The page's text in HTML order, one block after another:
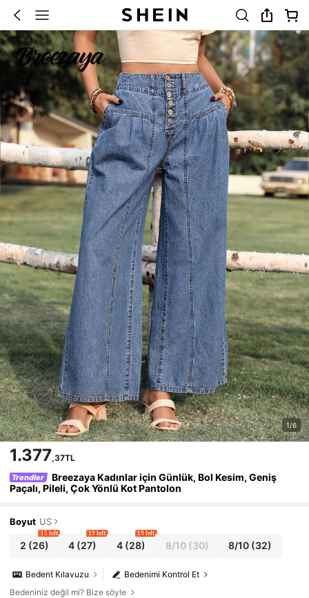
1/6
1.377,37TL
Trendler
Breezaya Kadınlar için Günlük, Bol Kesim, Geniş
Paçalı, Pileli, Çok Yönlü Kot Pantolon
Boyut US
2 (26)
15 left
4 (27)
19 left
4(28)
19 left
8/10(30) 8/10 (32)
Bedenimi Kontrol Et
Bedent Kılavuzu
Bedeniniz değil mi? Bize söyle